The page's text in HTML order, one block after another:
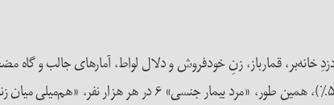
از جمله دزدِ جیب‌بر، دزدِ خانه‌بر، قمار‌باز، زنِ خود‌فروش و دلال لواط، آمار‌های